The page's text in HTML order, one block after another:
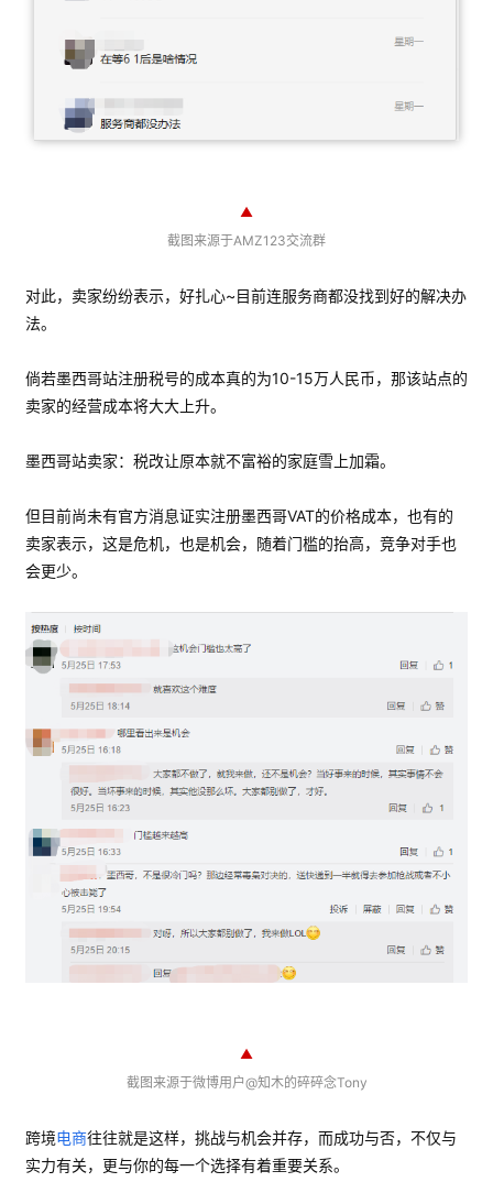
营
▲
截图来源于AMZ123交流群
对此，卖家纷纷表示，好扎心~目前连服务商都没找到好的解决办
法。
倘若墨西哥站注册税号的成本真的为10-15万人民币，那该站点的
卖家的经营成本将大大上升。
墨西哥站卖家：税改让原本就不富裕的家庭雪上加霜。
但目前尚未有官方消息证实注册墨西哥VAT的价格成本，也有的
卖家表示，这是危机，也是机会，随着门槛的抬高，竞争对手也
会更少。
▲
截图来源于微博用户@知木的碎碎念Tony
跨境电商往往就是这样，挑战与机会并存，而成功与否，不仅与
实力有关，更与你的每一个选择有着重要关系。